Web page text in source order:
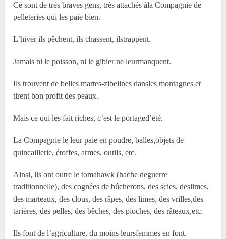
Ce sont de très braves gens, très attachés àla Compagnie de
pelleteries qui les paie bien.
L’hiver ils pêchent, ils chassent, ilstrappent.
Jamais ni le poisson, ni le gibier ne leurmanquent.
Ils trouvent de belles martes-zibelines dansles montagnes et
tirent bon profit des peaux.
Mais ce qui les fait riches, c’est le portaged’été.
La Compagnie le leur paie en poudre, balles,objets de
quincaillerie, étoffes, armes, outils, etc.
Ainsi, ils ont outre le tomahawk (hache deguerre
traditionnelle), des cognées de bûcherons, des scies, deslimes,
des marteaux, des clous, des râpes, des limes, des vrilles,des
tarières, des pelles, des bêches, des pioches, des râteaux,etc.
Ils font de l’agriculture, du moins leursfemmes en font.